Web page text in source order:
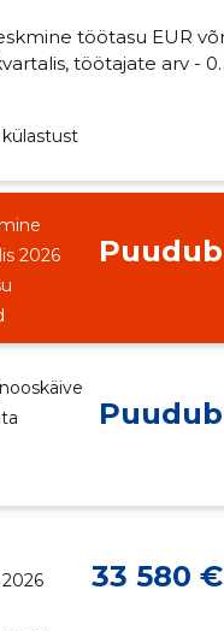
töötasu EUR võrra - 0
töötajate arv - 0
2026
Puudub
Puudub
33 580 €